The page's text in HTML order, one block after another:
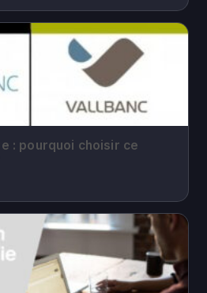
: pourquoi choisir ce